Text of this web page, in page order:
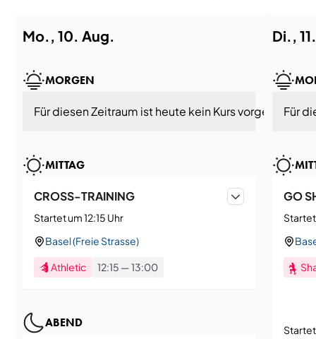
Mo., 10. Aug.
MORGEN
Für diesen Zeitraum ist heute kein Kurs vorgesehen.
MITTAG
CROSS-TRAINING
Startet um 12:15 Uhr
Basel (Freie Strasse)
Athletic 12:15 —13:00
ABEND
Di.,
Für
GO
Startet